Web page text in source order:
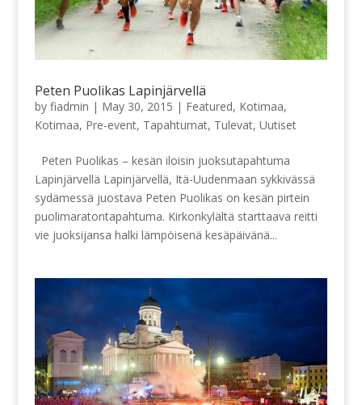
Peten Puolikas Lapinjärvellä
by fiadmin | May 30, 2015 | Featured, Kotimaa,
Kotimaa, Pre-event, Tapahtumat, Tulevat, Uutiset
Peten Puolikas – kesän iloisin juoksutapahtuma
Lapinjärvellä Lapinjärvellä, Itä-Uudenmaan sykkivässä
sydämessä juostava Peten Puolikas on kesän pirtein
puolimaratontapahtuma. Kirkonkylältä starttaava reitti
vie juoksijansa halki lämpöisenä kesäpäivänä...